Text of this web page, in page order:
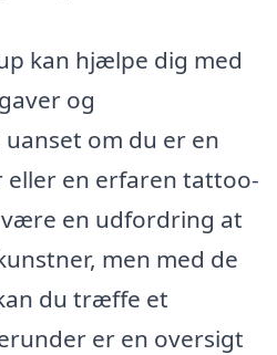
kan hjælpe dig med
og
om du er en
en erfaren tattoo-
en udfordring at
men med de
du træffe et
er en oversigt